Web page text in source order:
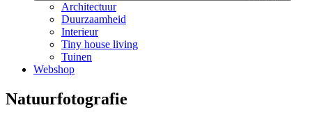
Architectuur
Duurzaamheid
Interieur
Tiny house living
Tuinen
Webshop
Natuurfotografie